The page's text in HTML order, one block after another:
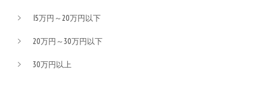
15万円～20万円以下
20万円～30万円以下
30万円以上